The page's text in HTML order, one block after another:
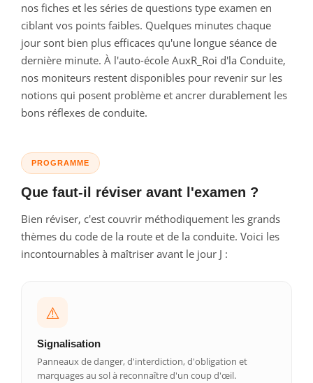
nos fiches et les séries de questions type examen en
ciblant vos points faibles. Quelques minutes chaque
jour sont bien plus efficaces qu'une longue séance de
dernière minute. À l'auto-école AuxR_Roi d'la Conduite,
nos moniteurs restent disponibles pour revenir sur les
notions qui posent problème et ancrer durablement les
bons réflexes de conduite.
PROGRAMME
Que faut-il réviser avant l'examen ?
Bien réviser, c'est couvrir méthodiquement les grands
thèmes du code de la route et de la conduite. Voici les
incontournables à maîtriser avant le jour J :
⚠️
Signalisation
Panneaux de danger, d'interdiction, d'obligation et
marquages au sol à reconnaître d'un coup d'œil.